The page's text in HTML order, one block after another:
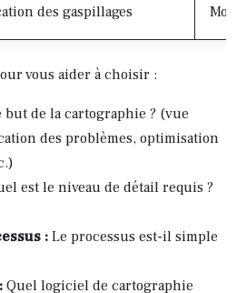
des gaspillages
vous aider à choisir :
but de la cartographie ? (vue
des problèmes, optimisation
est le niveau de détail requis ?
: Le processus est-il simple
Quel logiciel de cartographie